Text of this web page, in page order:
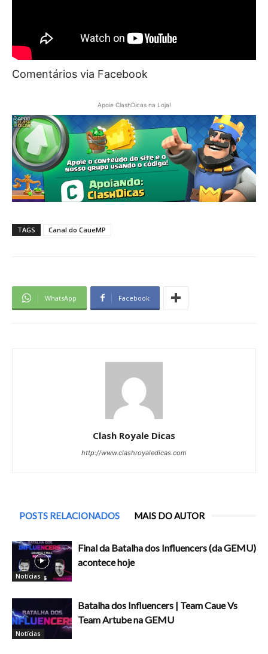
Comentários via Facebook
Apoie ClashDicas na Loja!
TAGS Canal do CaueMP
WhatsApp Facebook
Clash Royale Dicas
http://www.clashroyaledicas.com
POSTS RELACIONADOS MAIS DO AUTOR
Notícias
Final da Batalha dos Influencers (da GEMU)
acontece hoje
Notícias
Batalha dos Influencers | Team Caue Vs
Team Artube na GEMU